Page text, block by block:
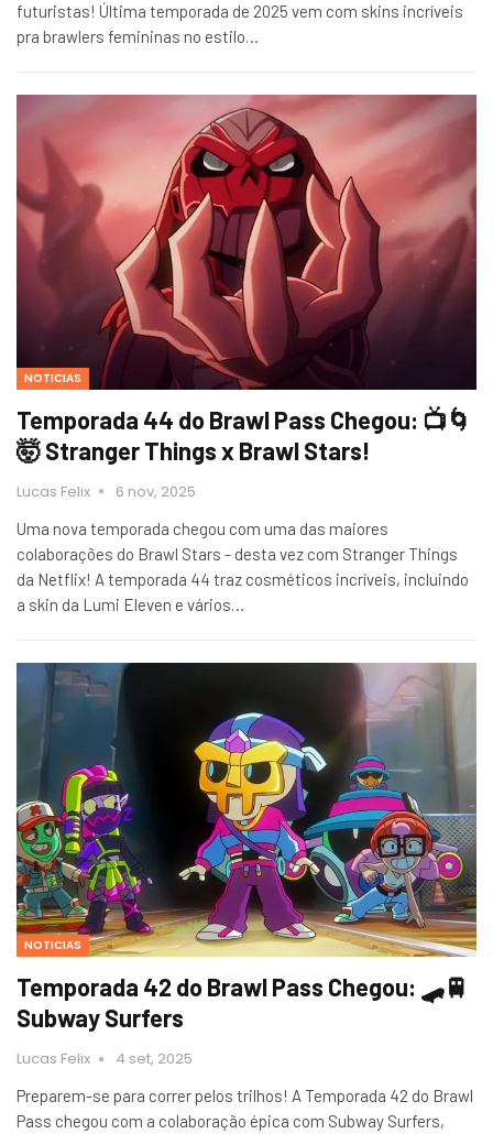
futuristas! Última temporada de 2025 vem com skins incríveis
pra brawlers femininas no estilo…
NOTICIAS
Temporada 44 do Brawl Pass Chegou: 📺🌀
🤯 Stranger Things x Brawl Stars!
Lucas Felix 6 nov, 2025
Uma nova temporada chegou com uma das maiores
colaborações do Brawl Stars - desta vez com Stranger Things
da Netflix! A temporada 44 traz cosméticos incríveis, incluindo
a skin da Lumi Eleven e vários…
NOTICIAS
Temporada 42 do Brawl Pass Chegou: 🛹🚆
Subway Surfers
Lucas Felix 4 set, 2025
Preparem-se para correr pelos trilhos! A Temporada 42 do Brawl
Pass chegou com a colaboração épica com Subway Surfers,